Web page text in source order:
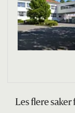
Les flere saker